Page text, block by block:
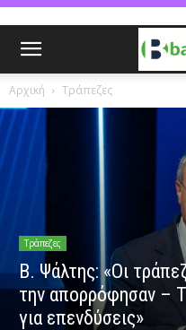
Αρχική Τράπεζες
Τράπεζες
Β. Ψάλτης: «Οι
την απορρόφησαν –
για επενδύσεις»